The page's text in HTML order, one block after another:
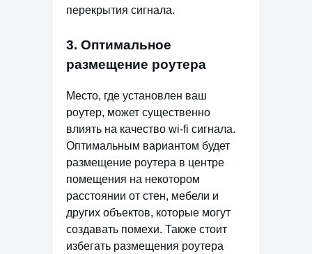
перекрытия сигнала.
3. Оптимальное
размещение роутера
Место, где установлен ваш
роутер, может существенно
влиять на качество wi-fi сигнала.
Оптимальным вариантом будет
размещение роутера в центре
помещения на некотором
расстоянии от стен, мебели и
других объектов, которые могут
создавать помехи. Также стоит
избегать размещения роутера